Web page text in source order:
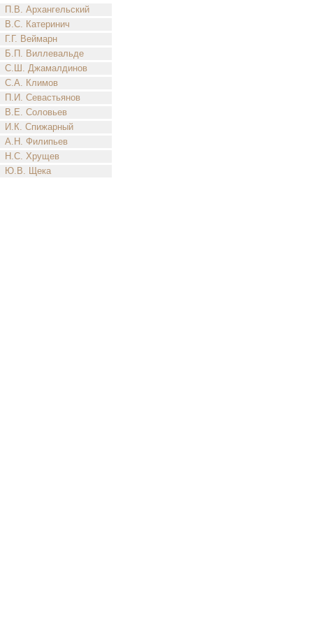
П.В. Архангельский
В.С. Катеринич
Г.Г. Веймарн
Б.П. Виллевальде
С.Ш. Джамалдинов
С.А. Климов
П.И. Севастьянов
В.Е. Соловьев
И.К. Спижарный
А.Н. Филипьев
Н.С. Хрущев
Ю.В. Щека